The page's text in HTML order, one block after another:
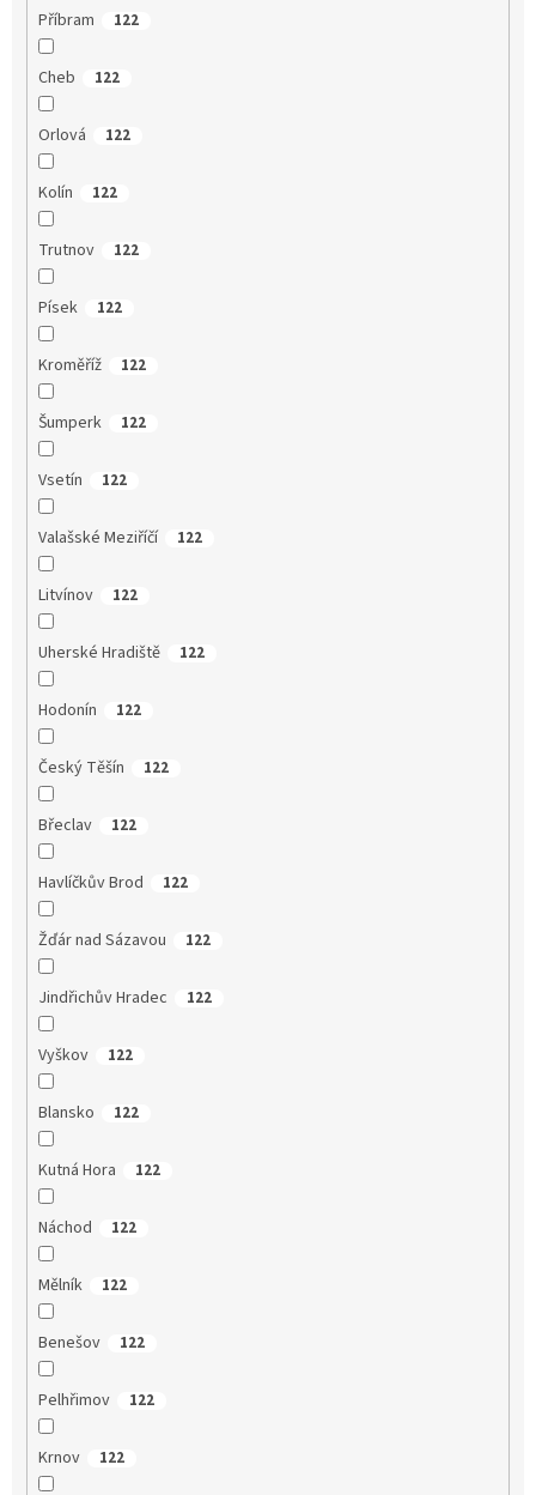
Příbram 122
Cheb 122
Orlová 122
Kolín 122
Trutnov 122
Písek 122
Kroměříž 122
Šumperk 122
Vsetín 122
Valašské Meziříčí 122
Litvínov 122
Uherské Hradiště 122
Hodonín 122
Český Těšín 122
Břeclav 122
Havlíčkův Brod 122
Žďár nad Sázavou 122
Jindřichův Hradec 122
Vyškov 122
Blansko 122
Kutná Hora 122
Náchod 122
Mělník 122
Benešov 122
Pelhřimov 122
Krnov 122